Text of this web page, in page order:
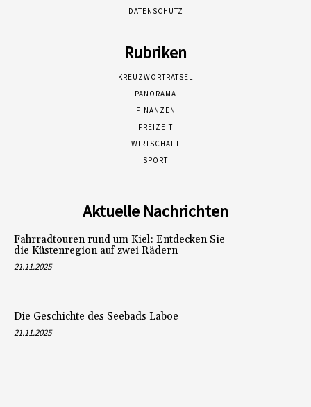
DATENSCHUTZ
Rubriken
KREUZWORTRÄTSEL
PANORAMA
FINANZEN
FREIZEIT
WIRTSCHAFT
SPORT
Aktuelle Nachrichten
Fahrradtouren rund um Kiel: Entdecken Sie
die Küstenregion auf zwei Rädern
21.11.2025
Die Geschichte des Seebads Laboe
21.11.2025